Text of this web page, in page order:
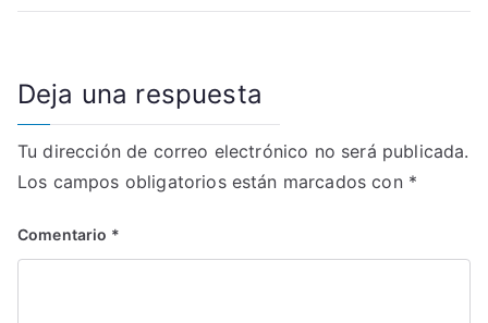
de
Deja una respuesta
Tu dirección de correo electrónico no será publicada.
Los campos obligatorios están marcados con *
Comentario *